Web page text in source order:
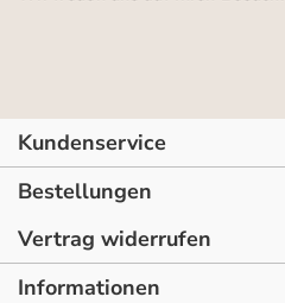
Kundenservice
Bestellungen
Vertrag widerrufen
Informationen